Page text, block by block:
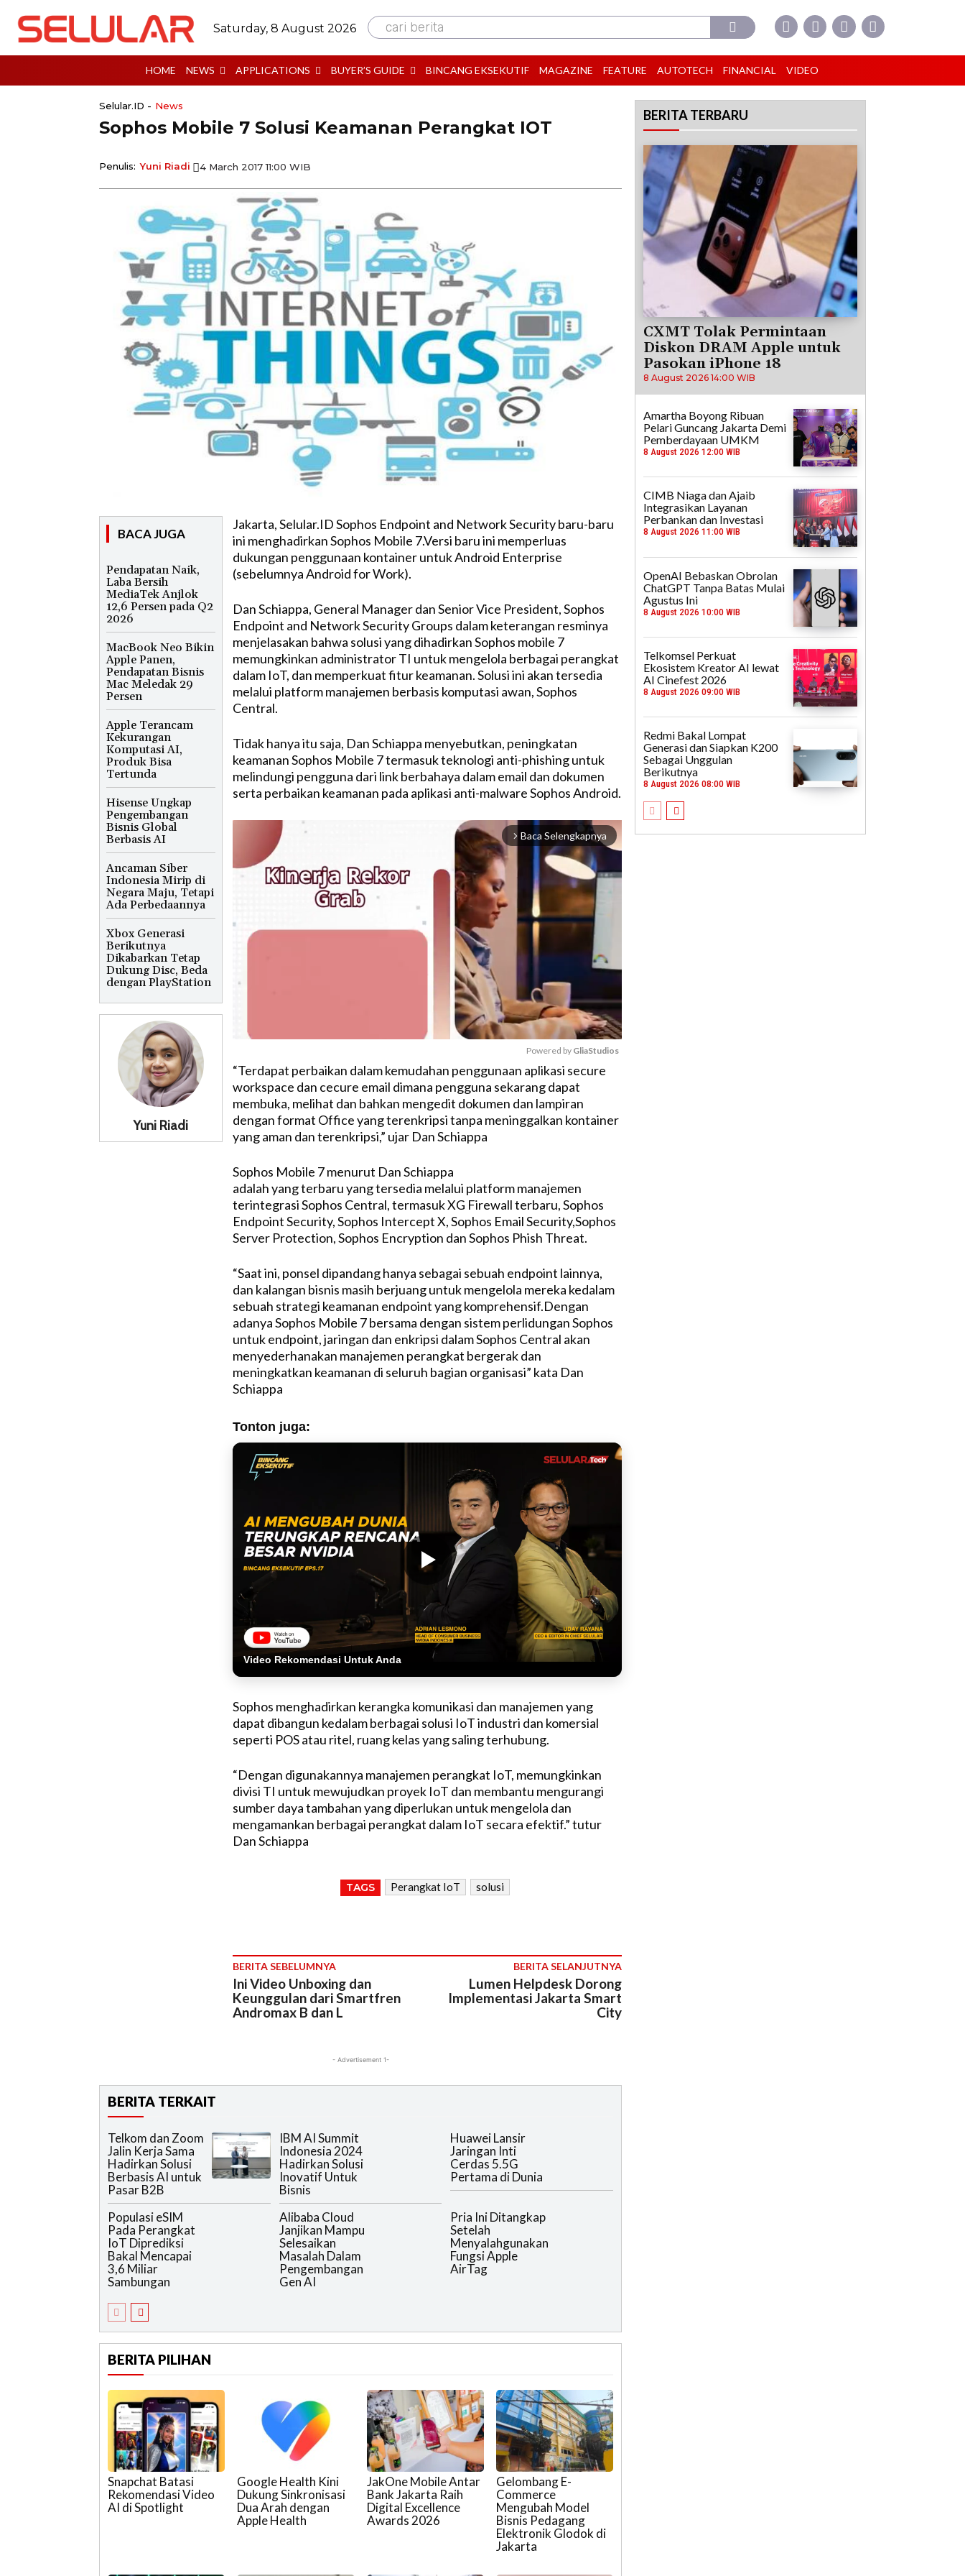
Saturday, 8 August 2026 cari berita
HOME NEWS APPLICATIONS BUYER’S GUIDE BINCANG EKSEKUTIF MAGAZINE FEATURE AUTOTECH FINANCIAL VIDEO
Selular.ID - News
Sophos Mobile 7 Solusi Keamanan Perangkat IOT
Penulis: Yuni Riadi 4 March 2017 11:00 WIB
BACA JUGA
Pendapatan Naik,
Laba Bersih
MediaTek Anjlok
12,6 Persen pada Q2
2026
MacBook Neo Bikin
Apple Panen,
Pendapatan Bisnis
Mac Meledak 29
Persen
Apple Terancam
Kekurangan
Komputasi AI,
Produk Bisa
Tertunda
Hisense Ungkap
Pengembangan
Bisnis Global
Berbasis AI
Ancaman Siber
Indonesia Mirip di
Negara Maju, Tetapi
Ada Perbedaannya
Xbox Generasi
Berikutnya
Dikabarkan Tetap
Dukung Disc, Beda
dengan PlayStation
Yuni Riadi
Jakarta, Selular.ID Sophos Endpoint and Network Security baru-baru
ini menghadirkan Sophos Mobile 7.Versi baru ini memperluas
dukungan penggunaan kontainer untuk Android Enterprise
(sebelumnya Android for Work).
Dan Schiappa, General Manager dan Senior Vice President, Sophos
Endpoint and Network Security Groups dalam keterangan resminya
menjelasakan bahwa solusi yang dihadirkan Sophos mobile 7
memungkinkan administrator TI untuk mengelola berbagai perangkat
dalam IoT, dan memperkuat fitur keamanan. Solusi ini akan tersedia
melalui platform manajemen berbasis komputasi awan, Sophos
Central.
Tidak hanya itu saja, Dan Schiappa menyebutkan, peningkatan
keamanan Sophos Mobile 7 termasuk teknologi anti-phishing untuk
melindungi pengguna dari link berbahaya dalam email dan dokumen
serta perbaikan keamanan pada aplikasi anti-malware Sophos Android.
arrow_forward_ios Baca Selengkapnya
M
u
Powered by GliaStudios
“Terdapat perbaikan dalam kemudahan penggunaan aplikasi secure
workspace dan cecure email dimana pengguna sekarang dapat
membuka, melihat dan bahkan mengedit dokumen dan lampiran
dengan format Office yang terenkripsi tanpa meninggalkan kontainer
yang aman dan terenkripsi,” ujar Dan Schiappa
Sophos Mobile 7 menurut Dan Schiappa
adalah yang terbaru yang tersedia melalui platform manajemen
terintegrasi Sophos Central, termasuk XG Firewall terbaru, Sophos
Endpoint Security, Sophos Intercept X, Sophos Email Security,Sophos
Server Protection, Sophos Encryption dan Sophos Phish Threat.
“Saat ini, ponsel dipandang hanya sebagai sebuah endpoint lainnya,
dan kalangan bisnis masih berjuang untuk mengelola mereka kedalam
sebuah strategi keamanan endpoint yang komprehensif.Dengan
adanya Sophos Mobile 7 bersama dengan sistem perlidungan Sophos
untuk endpoint, jaringan dan enkripsi dalam Sophos Central akan
menyederhanakan manajemen perangkat bergerak dan
meningkatkan keamanan di seluruh bagian organisasi” kata Dan
Schiappa
Tonton juga:
Video Rekomendasi Untuk Anda
Sophos menghadirkan kerangka komunikasi dan manajemen yang
dapat dibangun kedalam berbagai solusi IoT industri dan komersial
seperti POS atau ritel, ruang kelas yang saling terhubung.
“Dengan digunakannya manajemen perangkat IoT, memungkinkan
divisi TI untuk mewujudkan proyek IoT dan membantu mengurangi
sumber daya tambahan yang diperlukan untuk mengelola dan
mengamankan berbagai perangkat dalam IoT secara efektif.” tutur
Dan Schiappa
TAGS Perangkat IoT solusi
BERITA SEBELUMNYA
Ini Video Unboxing dan
Keunggulan dari Smartfren
Andromax B dan L
BERITA SELANJUTNYA
Lumen Helpdesk Dorong
Implementasi Jakarta Smart
City
- Advertisement 1-
BERITA TERKAIT
Telkom dan Zoom
Jalin Kerja Sama
Hadirkan Solusi
Berbasis AI untuk
Pasar B2B
IBM AI Summit
Indonesia 2024
Hadirkan Solusi
Inovatif Untuk
Bisnis
Huawei Lansir
Jaringan Inti
Cerdas 5.5G
Pertama di Dunia
Populasi eSIM
Pada Perangkat
IoT Diprediksi
Bakal Mencapai
3,6 Miliar
Sambungan
Alibaba Cloud
Janjikan Mampu
Selesaikan
Masalah Dalam
Pengembangan
Gen AI
Pria Ini Ditangkap
Setelah
Menyalahgunakan
Fungsi Apple
AirTag
BERITA PILIHAN
Snapchat Batasi
Rekomendasi Video
AI di Spotlight
Google Health Kini
Dukung Sinkronisasi
Dua Arah dengan
Apple Health
JakOne Mobile Antar
Bank Jakarta Raih
Digital Excellence
Awards 2026
Gelombang E-
Commerce
Mengubah Model
Bisnis Pedagang
Elektronik Glodok di
Jakarta
BERITA TERBARU
CXMT Tolak Permintaan
Diskon DRAM Apple untuk
Pasokan iPhone 18
8 August 2026 14:00 WIB
Amartha Boyong Ribuan
Pelari Guncang Jakarta Demi
Pemberdayaan UMKM
8 August 2026 12:00 WIB
CIMB Niaga dan Ajaib
Integrasikan Layanan
Perbankan dan Investasi
8 August 2026 11:00 WIB
OpenAI Bebaskan Obrolan
ChatGPT Tanpa Batas Mulai
Agustus Ini
8 August 2026 10:00 WIB
Telkomsel Perkuat
Ekosistem Kreator AI lewat
AI Cinefest 2026
8 August 2026 09:00 WIB
Redmi Bakal Lompat
Generasi dan Siapkan K200
Sebagai Unggulan
Berikutnya
8 August 2026 08:00 WIB